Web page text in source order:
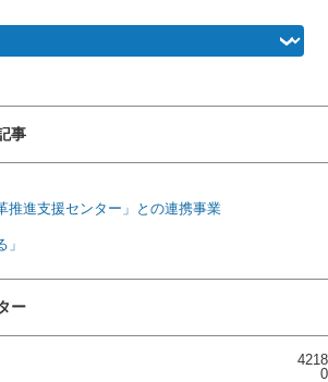
事
進支援センター」との連携事業
ー
4218
0